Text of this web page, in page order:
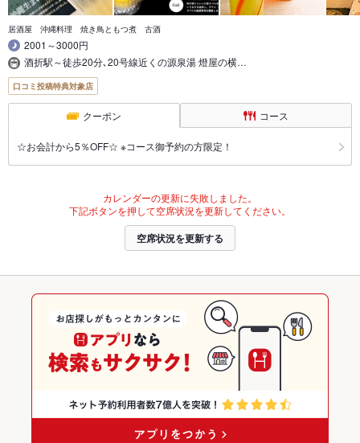
居酒屋 沖縄料理 焼き鳥ともつ煮 古酒
2001～3000円
酒折駅～徒歩20分､20号線近くの源泉湯 燈屋の横…
口コミ投稿特典対象店
クーポン コース
☆お会計から5％OFF☆ ※コース御予約の方限定！
カレンダーの更新に失敗しました。
下記ボタンを押して空席状況を更新してください。
空席状況を更新する